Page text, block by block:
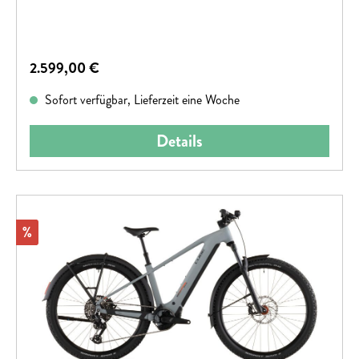
Regulärer Preis:
2.599,00 €
Sofort verfügbar, Lieferzeit eine Woche
Details
Rabatt
%